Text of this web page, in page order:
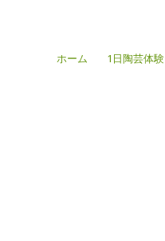
ホーム 1日陶芸体験